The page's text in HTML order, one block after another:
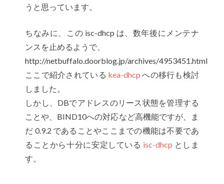
うと思っています。
ちなみに、この isc-dhcp は、数年後にメンテナ
ンスを止めるようで、
http://netbuffalo.doorblog.jp/archives/4953451.html
ここで紹介されている kea-dhcp への移行も検討
しました。
しかし、DBでアドレスのリース状態を管理する
ことや、BIND10への対応など高機能ですが、ま
だ 0.9.2 であることやここまでの機能は不要であ
ることから十分に安定している isc-dhcp としま
す。